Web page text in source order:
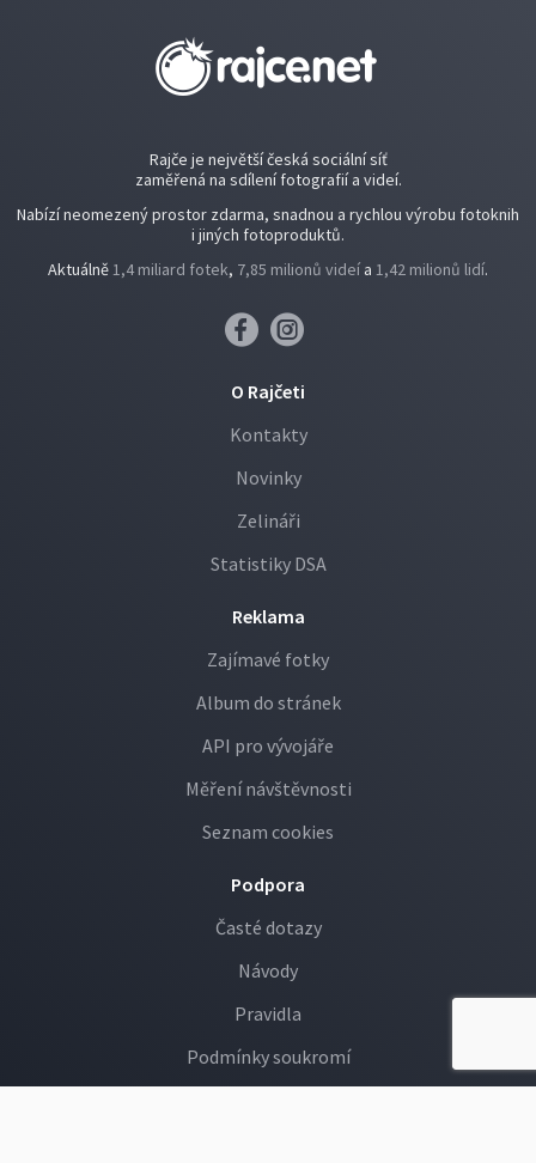
Rajče je největší česká sociální síť
zaměřená na sdílení fotografií a videí.
Nabízí neomezený prostor zdarma, snadnou a rychlou výrobu fotoknih
i jiných fotoproduktů.
Aktuálně1,4 miliard fotek, 7,85 milionů videí a 1,42 milionů lidí.
O Rajčeti
Kontakty
Novinky
Zelináři
Statistiky DSA
Reklama
Zajímavé fotky
Album do stránek
API pro vývojáře
Měření návštěvnosti
Seznam cookies
Podpora
Časté dotazy
Návody
Pravidla
Podmínky soukromí